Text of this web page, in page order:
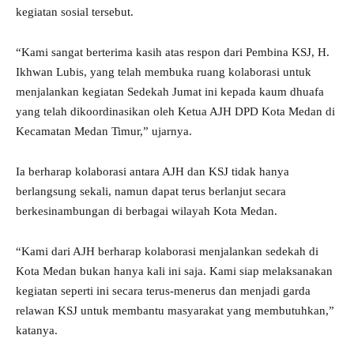
kegiatan sosial tersebut.
“Kami sangat berterima kasih atas respon dari Pembina KSJ, H.
Ikhwan Lubis, yang telah membuka ruang kolaborasi untuk
menjalankan kegiatan Sedekah Jumat ini kepada kaum dhuafa
yang telah dikoordinasikan oleh Ketua AJH DPD Kota Medan di
Kecamatan Medan Timur,” ujarnya.
Ia berharap kolaborasi antara AJH dan KSJ tidak hanya
berlangsung sekali, namun dapat terus berlanjut secara
berkesinambungan di berbagai wilayah Kota Medan.
“Kami dari AJH berharap kolaborasi menjalankan sedekah di
Kota Medan bukan hanya kali ini saja. Kami siap melaksanakan
kegiatan seperti ini secara terus-menerus dan menjadi garda
relawan KSJ untuk membantu masyarakat yang membutuhkan,”
katanya.